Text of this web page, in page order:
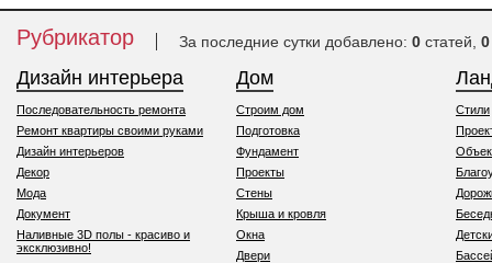
Рубрикатор За последние сутки добавлено: 0 статей, 0
Дизайн интерьера
Последовательность ремонта
Ремонт квартиры своими руками
Дизайн интерьеров
Декор
Мода
Документ
Наливные 3D полы - красиво и
эксклюзивно!
Дом
Строим дом
Подготовка
Фундамент
Проекты
Стены
Крыша и кровля
Окна
Двери
Стили